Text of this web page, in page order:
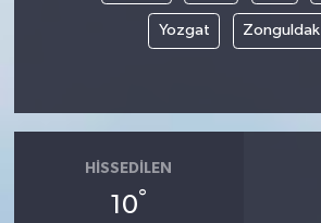
Yozgat Zonguldak
HISSEDILEN
10°